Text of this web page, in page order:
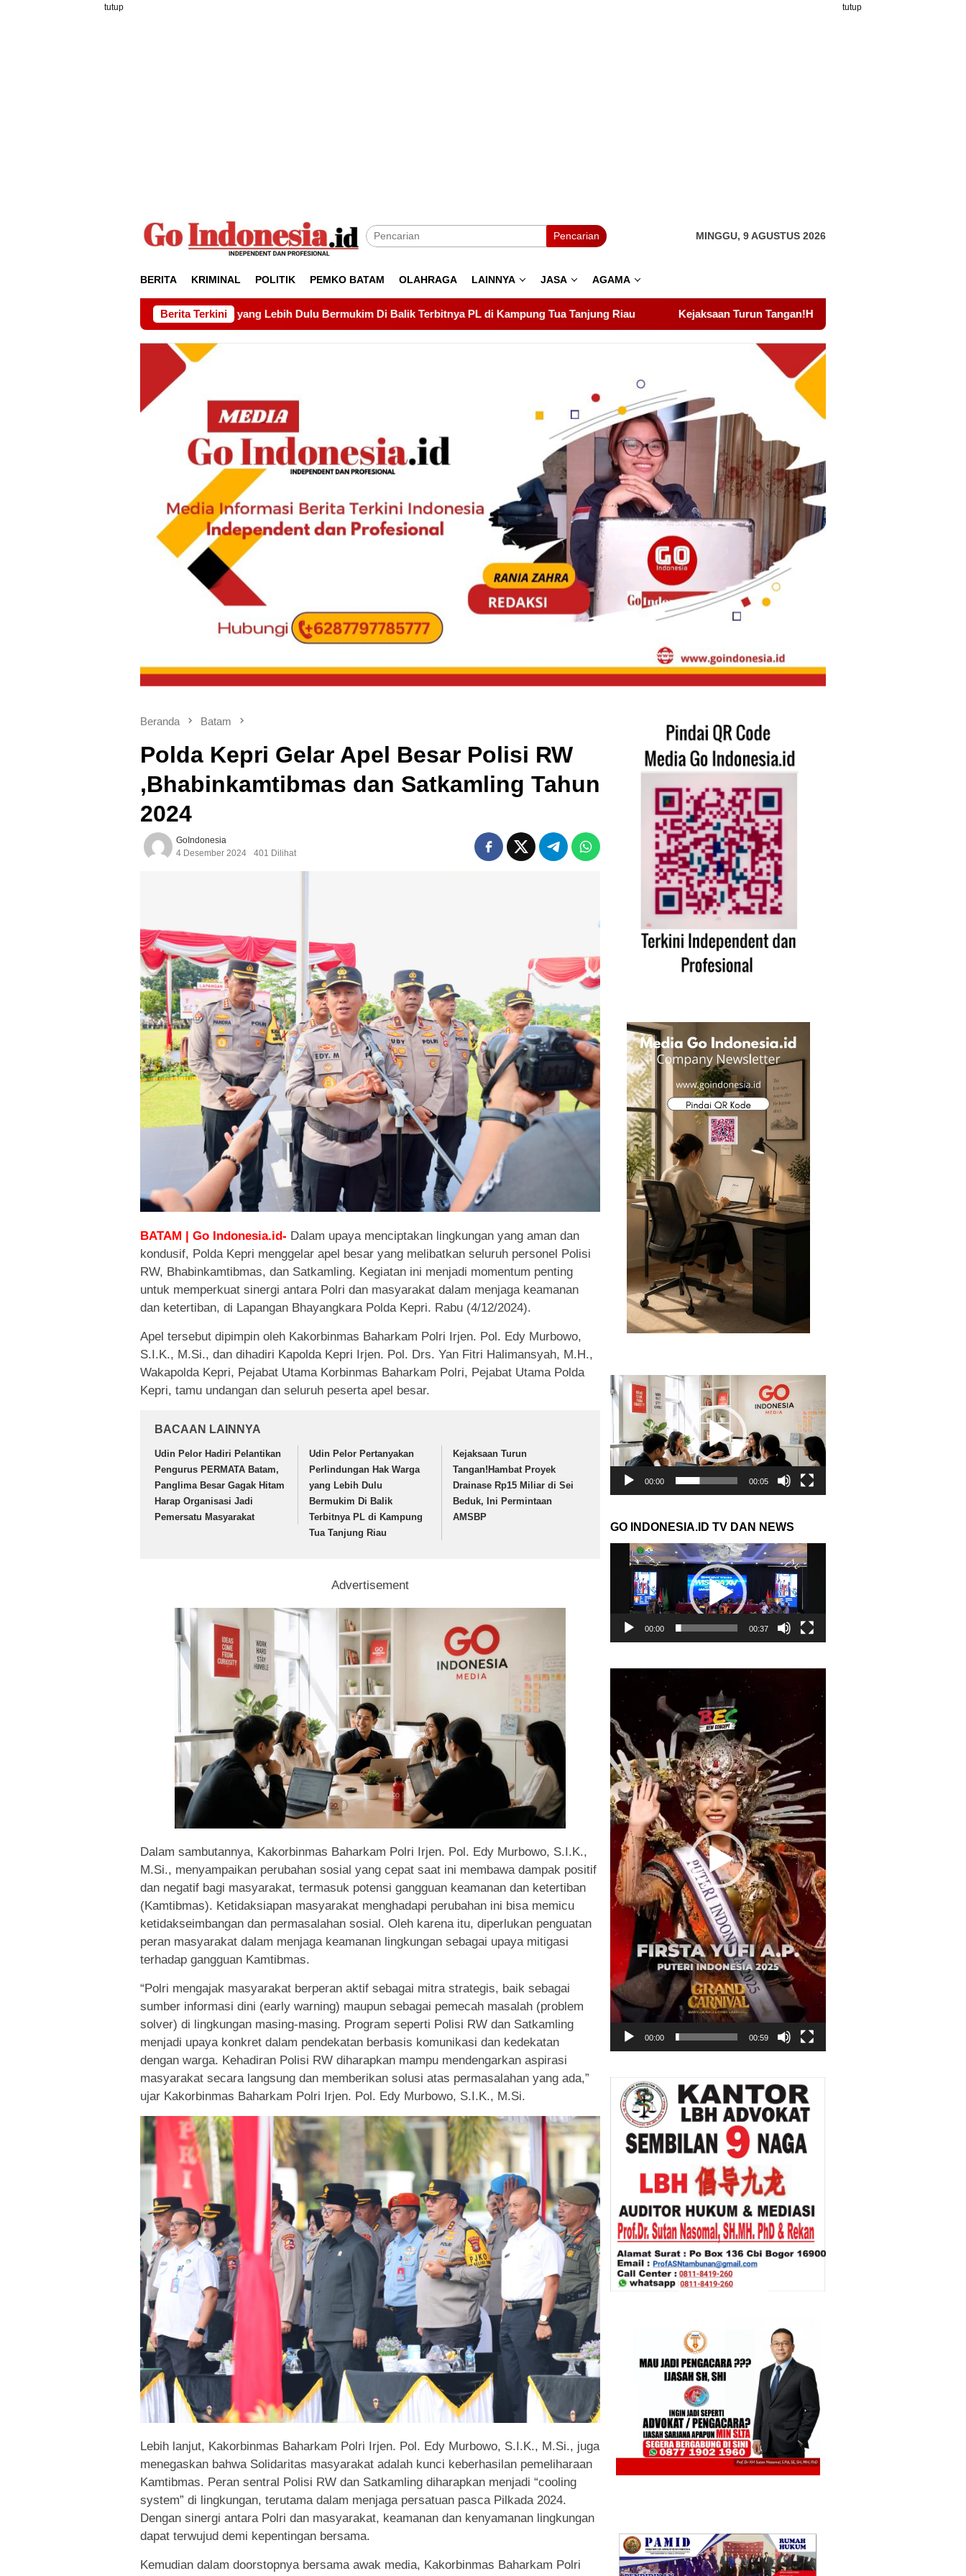
tutup tutup
Pencarian MINGGU, 9 AGUSTUS 2026
BERITA KRIMINAL POLITIK PEMKO BATAM OLAHRAGA LAINNYA JASA AGAMA
Berita Terkini
Warga yang Lebih Dulu Bermukim Di Balik Terbitnya PL di Kampung Tua Tanjung Riau Kejaksaan Turun Tangan!Hambat Proyek Drainase Rp15 Miliar di Sei Beduk, Ini Permintaan
Beranda Batam
Polda Kepri Gelar Apel Besar Polisi RW
,Bhabinkamtibmas dan Satkamling Tahun
2024
GoIndonesia
4 Desember 2024
401 Dilihat
BATAM | Go Indonesia.id- Dalam upaya menciptakan lingkungan yang aman dan
kondusif, Polda Kepri menggelar apel besar yang melibatkan seluruh personel Polisi
RW, Bhabinkamtibmas, dan Satkamling. Kegiatan ini menjadi momentum penting
untuk memperkuat sinergi antara Polri dan masyarakat dalam menjaga keamanan
dan ketertiban, di Lapangan Bhayangkara Polda Kepri. Rabu (4/12/2024).
Apel tersebut dipimpin oleh Kakorbinmas Baharkam Polri Irjen. Pol. Edy Murbowo,
S.I.K., M.Si., dan dihadiri Kapolda Kepri Irjen. Pol. Drs. Yan Fitri Halimansyah, M.H.,
Wakapolda Kepri, Pejabat Utama Korbinmas Baharkam Polri, Pejabat Utama Polda
Kepri, tamu undangan dan seluruh peserta apel besar.
BACAAN LAINNYA
Udin Pelor Hadiri Pelantikan
Pengurus PERMATA Batam,
Panglima Besar Gagak Hitam
Harap Organisasi Jadi
Pemersatu Masyarakat
Udin Pelor Pertanyakan
Perlindungan Hak Warga
yang Lebih Dulu
Bermukim Di Balik
Terbitnya PL di Kampung
Tua Tanjung Riau
Kejaksaan Turun
Tangan!Hambat Proyek
Drainase Rp15 Miliar di Sei
Beduk, Ini Permintaan
AMSBP
Advertisement
Dalam sambutannya, Kakorbinmas Baharkam Polri Irjen. Pol. Edy Murbowo, S.I.K.,
M.Si., menyampaikan perubahan sosial yang cepat saat ini membawa dampak positif
dan negatif bagi masyarakat, termasuk potensi gangguan keamanan dan ketertiban
(Kamtibmas). Ketidaksiapan masyarakat menghadapi perubahan ini bisa memicu
ketidakseimbangan dan permasalahan sosial. Oleh karena itu, diperlukan penguatan
peran masyarakat dalam menjaga keamanan lingkungan sebagai upaya mitigasi
terhadap gangguan Kamtibmas.
“Polri mengajak masyarakat berperan aktif sebagai mitra strategis, baik sebagai
sumber informasi dini (early warning) maupun sebagai pemecah masalah (problem
solver) di lingkungan masing-masing. Program seperti Polisi RW dan Satkamling
menjadi upaya konkret dalam pendekatan berbasis komunikasi dan kedekatan
dengan warga. Kehadiran Polisi RW diharapkan mampu mendengarkan aspirasi
masyarakat secara langsung dan memberikan solusi atas permasalahan yang ada,”
ujar Kakorbinmas Baharkam Polri Irjen. Pol. Edy Murbowo, S.I.K., M.Si.
Lebih lanjut, Kakorbinmas Baharkam Polri Irjen. Pol. Edy Murbowo, S.I.K., M.Si., juga
menegaskan bahwa Solidaritas masyarakat adalah kunci keberhasilan pemeliharaan
Kamtibmas. Peran sentral Polisi RW dan Satkamling diharapkan menjadi “cooling
system” di lingkungan, terutama dalam menjaga persatuan pasca Pilkada 2024.
Dengan sinergi antara Polri dan masyarakat, keamanan dan kenyamanan lingkungan
dapat terwujud demi kepentingan bersama.
Kemudian dalam doorstopnya bersama awak media, Kakorbinmas Baharkam Polri
Pemutar
Video
00:00 00:05
GO INDONESIA.ID TV DAN NEWS
Pemutar
Video
00:00 00:37
Pemutar
00:00 00:59